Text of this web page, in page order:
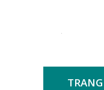
content